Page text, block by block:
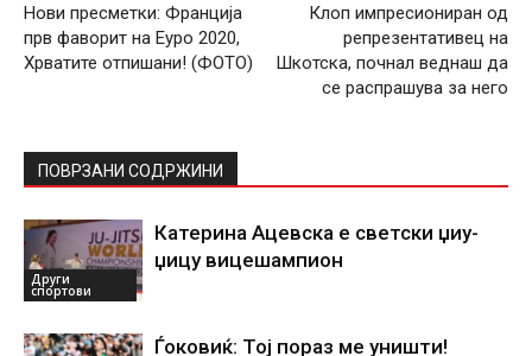
Нови пресметки: Франција
прв фаворит на Еуро 2020,
Хрватите отпишани! (ФОТО)
Клоп импресиониран од
репрезентативец на
Шкотска, почнал веднаш да
се распрашува за него
ПОВРЗАНИ СОДРЖИНИ
Други
спортови
Катерина Ацевска е светски џиу-
џицу вицешампион
Ѓоковиќ: Тој пораз ме уништи!